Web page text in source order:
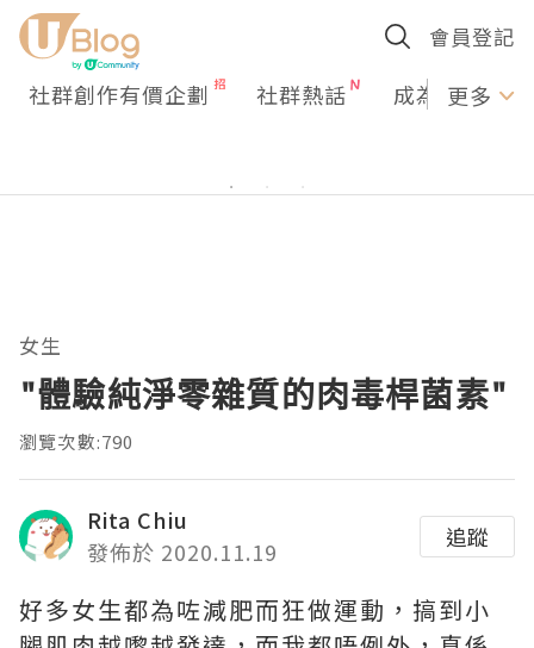
會員登記
社群創作有價企劃 社群熱話 成為U更多
女生
"體驗純淨零雜質的肉毒桿菌素"
瀏覽次數:790
Rita Chiu
發佈於 2020.11.19
追蹤
好多女生都為咗減肥而狂做運動，搞到小